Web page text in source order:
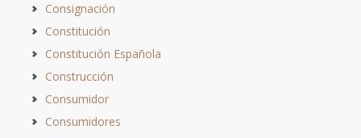
Consignación
Constitución
Constitución Española
Construcción
Consumidor
Consumidores